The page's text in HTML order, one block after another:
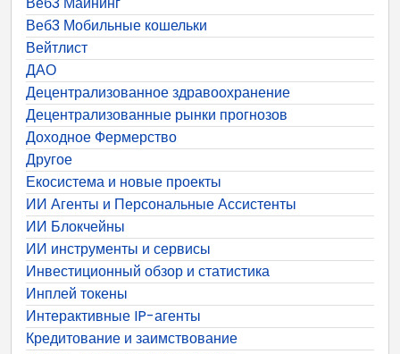
Веб3 Мобильные кошельки
Вейтлист
ДАО
Децентрализованное здравоохранение
Децентрализованные рынки прогнозов
Доходное Фермерство
Другое
Екосистема и новые проекты
ИИ Агенты и Персональные Ассистенты
ИИ Блокчейны
ИИ инструменты и сервисы
Инвестиционный обзор и статистика
Инплей токены
Интерактивные IP-агенты
Кредитование и заимствование